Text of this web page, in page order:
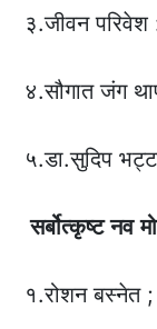
३.जीवन परिवेश
४.सौगात जंग
५.डा.सुदिप
सर्बोत्कृष्ट नव
१.रोशन बस्नेत ;